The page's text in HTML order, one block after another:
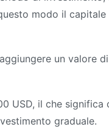
modo il capitale
un valore di
USD, il che significa
graduale.